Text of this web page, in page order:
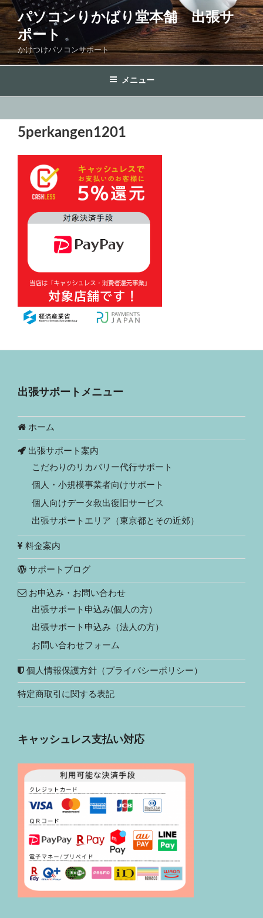
コ
ン
テ
ン
ツ
ッ
パソコンりかばり堂本舗 出張サ
ポート
かけつけパソコンサポート
メニュー
5perkangen1201
出張サポートメニュー
ホーム
出張サポート案内
こだわりのリカバリー代行サポート
個人・小規模事業者向けサポート
個人向けデータ救出復旧サービス
出張サポートエリア（東京都とその近郊）
料金案内
サポートブログ
お申込み・お問い合わせ
出張サポート申込み(個人の方）
出張サポート申込み（法人の方）
お問い合わせフォーム
個人情報保護方針（プライバシーポリシー）
特定商取引に関する表記
キャッシュレス支払い対応